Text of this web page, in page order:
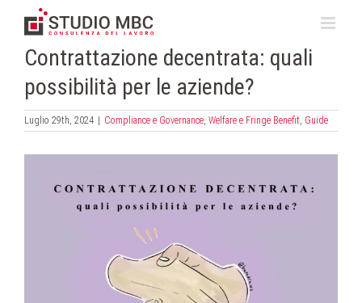
contenutoContrattazione decentrata: quali
possibilità per le aziende?
Luglio 29th, 2024 Compliance e Governance, Welfare e Fringe Benefit, Guide
immagine